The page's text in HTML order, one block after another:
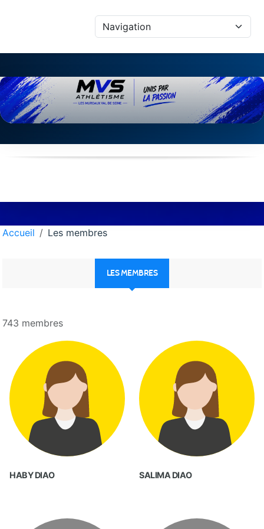
Accueil Les membres
LES MEMBRES
743 membres
HABY DIAO SALIMA DIAO